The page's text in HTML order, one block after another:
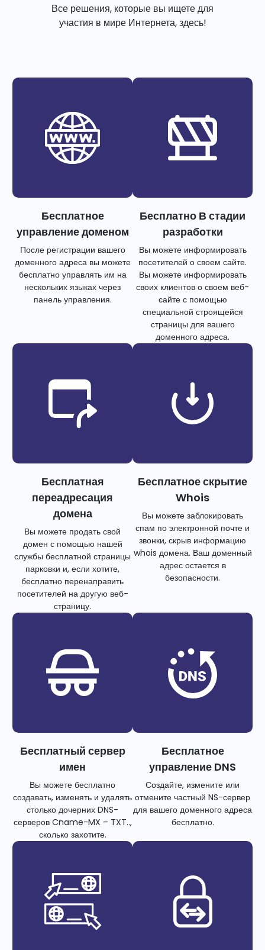
Все решения, которые вы ищете для
участия в мире Интернета, здесь!
Бесплатное
управление доменом
После регистрации вашего
доменного адреса вы можете
бесплатно управлять им на
нескольких языках через
панель управления.
Бесплатно В стадии
разработки
Вы можете информировать
посетителей о своем сайте.
Вы можете информировать
своих клиентов о своем веб-
сайте с помощью
специальной строящейся
страницы для вашего
доменного адреса.
Бесплатная
переадресация
домена
Вы можете продать свой
домен с помощью нашей
службы бесплатной страницы
парковки и, если хотите,
бесплатно перенаправить
посетителей на другую веб-
страницу.
Бесплатное скрытие
Whois
Вы можете заблокировать
спам по электронной почте и
звонки, скрыв информацию
whois домена. Ваш доменный
адрес остается в
безопасности.
Бесплатный сервер
имен
Вы можете бесплатно
создавать, изменять и удалять
столько дочерних DNS-
серверов Cname-MX – TXT..,
сколько захотите.
Бесплатное
управление DNS
Создайте, измените или
отмените частный NS-сервер
для вашего доменного адреса
бесплатно.